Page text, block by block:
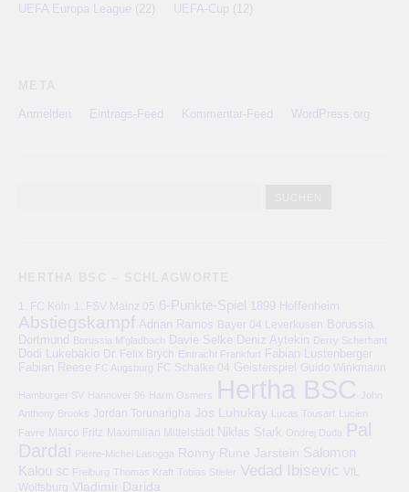
UEFA Europa League (22) UEFA-Cup (12)
Anmelden Eintrags-Feed Kommentar-Feed WordPress.org
1. FC Köln 1. FSV Mainz 05 6-Punkte-Spiel 1899 Hoffenheim
Abstiegskampf Adrian Ramos Bayer 04 Leverkusen
Borussia
Dortmund
Borussia M'gladbach Davie Selke Deniz Aytekin Derry Scherhant
Dodi Lukebakio Dr. Felix Brych Eintracht Frankfurt
Fabian Lustenberger
Fabian Reese FC Augsburg FC Schalke 04 Geisterspiel Guido Winkmann
Hamburger SV Hannover 96 Harm Osmers Hertha BSC
John
Anthony Brooks
Jordan Torunarigha Jos Luhukay Lucas Tousart Lucien
Favre
Marco Fritz Maximilian Mittelstädt Niklas Stark Ondrej Duda Pal
Dardai Pierre-Michel Lasogga Ronny Rune Jarstein Salomon
Kalou SC Freiburg Thomas Kraft Tobias Stieler Vedad Ibisevic
VfL
Wolfsburg
Vladimir Darida